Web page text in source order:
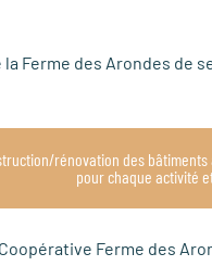
Ferme des Arondes de
rénovation des
pour chaque activité
Coopérative Ferme des